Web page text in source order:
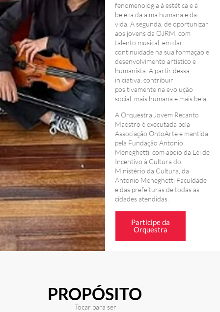
fenomenologia à estética e à
beleza da alma humana e da
vida. A segunda, de oportunizar
aos jovens da OJRM, com
talento musical, em dar
continuidade na sua formação e
desenvolvimento artístico e
humanista. A partir dessa
iniciativa, contribuir
positivamente na evolução
social, mais humana e mais bela.
A Orquestra Jovem Recanto
Maestro é executada pela
Associação OntoArte e mantida
pela Fundação Antonio
Meneghetti, com apoio da Lei de
Incentivo à Cultura do
Ministério da Cultura, da
Antonio Meneghetti Faculdade
e das prefeituras de todas as
cidades atendidas.
Participe da
Orquestra
PROPÓSITO
Tocar para ser